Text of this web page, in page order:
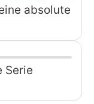
absolute
Serie